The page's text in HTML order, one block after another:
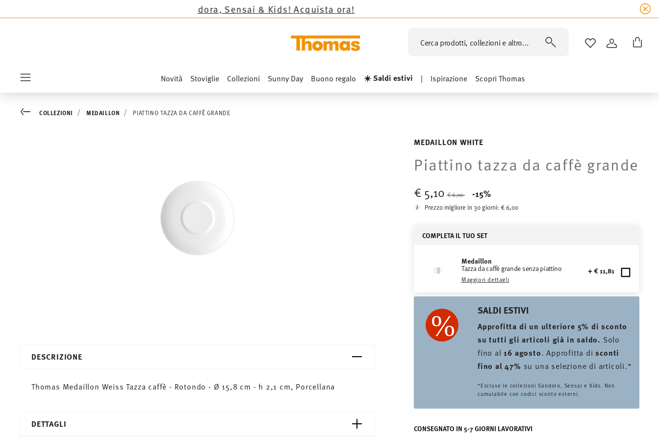
Thomas tranne le novità Sandora, Sensai & Kids!Acquista ora!
Cerca prodotti, collezioni e altro... LISTA DESIDERI
ACCEDI
Novità Stoviglie Collezioni Sunny Day Buono regalo ☀️ Saldi estivi | Ispirazione Scopri Thomas
MEDAILLON WHITE
Piattino tazza da caffè grande
€ 5,10€ 6,00
-15%
Prezzo migliore in 30 giorni:€ 6,00
COMPLETA IL TUO SET
Medaillon
Tazza da caffè grande senza piattino
Maggiori dettagli
+ € 11,81
SALDI ESTIVI
Approfitta di un ulteriore 5% di sconto
su tutti gli articoli già in saldo. Solo
fino al16 agosto. Approfitta disconti
fino al 47% su una selezione di articoli.*
*Escluse le collezioni Sandora, Sensai e Kids. Non
cumulabile con codici sconto esterni.
CONSEGNATO IN 5-7 GIORNI LAVORATIVI
Go backCOLLEZIONI MEDAILLON PIATTINO TAZZA DA CAFFÈ GRANDE
DESCRIZIONE
Thomas Medaillon Weiss Tazza caffè - Rotondo - Ø 15,8 cm - h 2,1 cm, Porcellana
DETTAGLI